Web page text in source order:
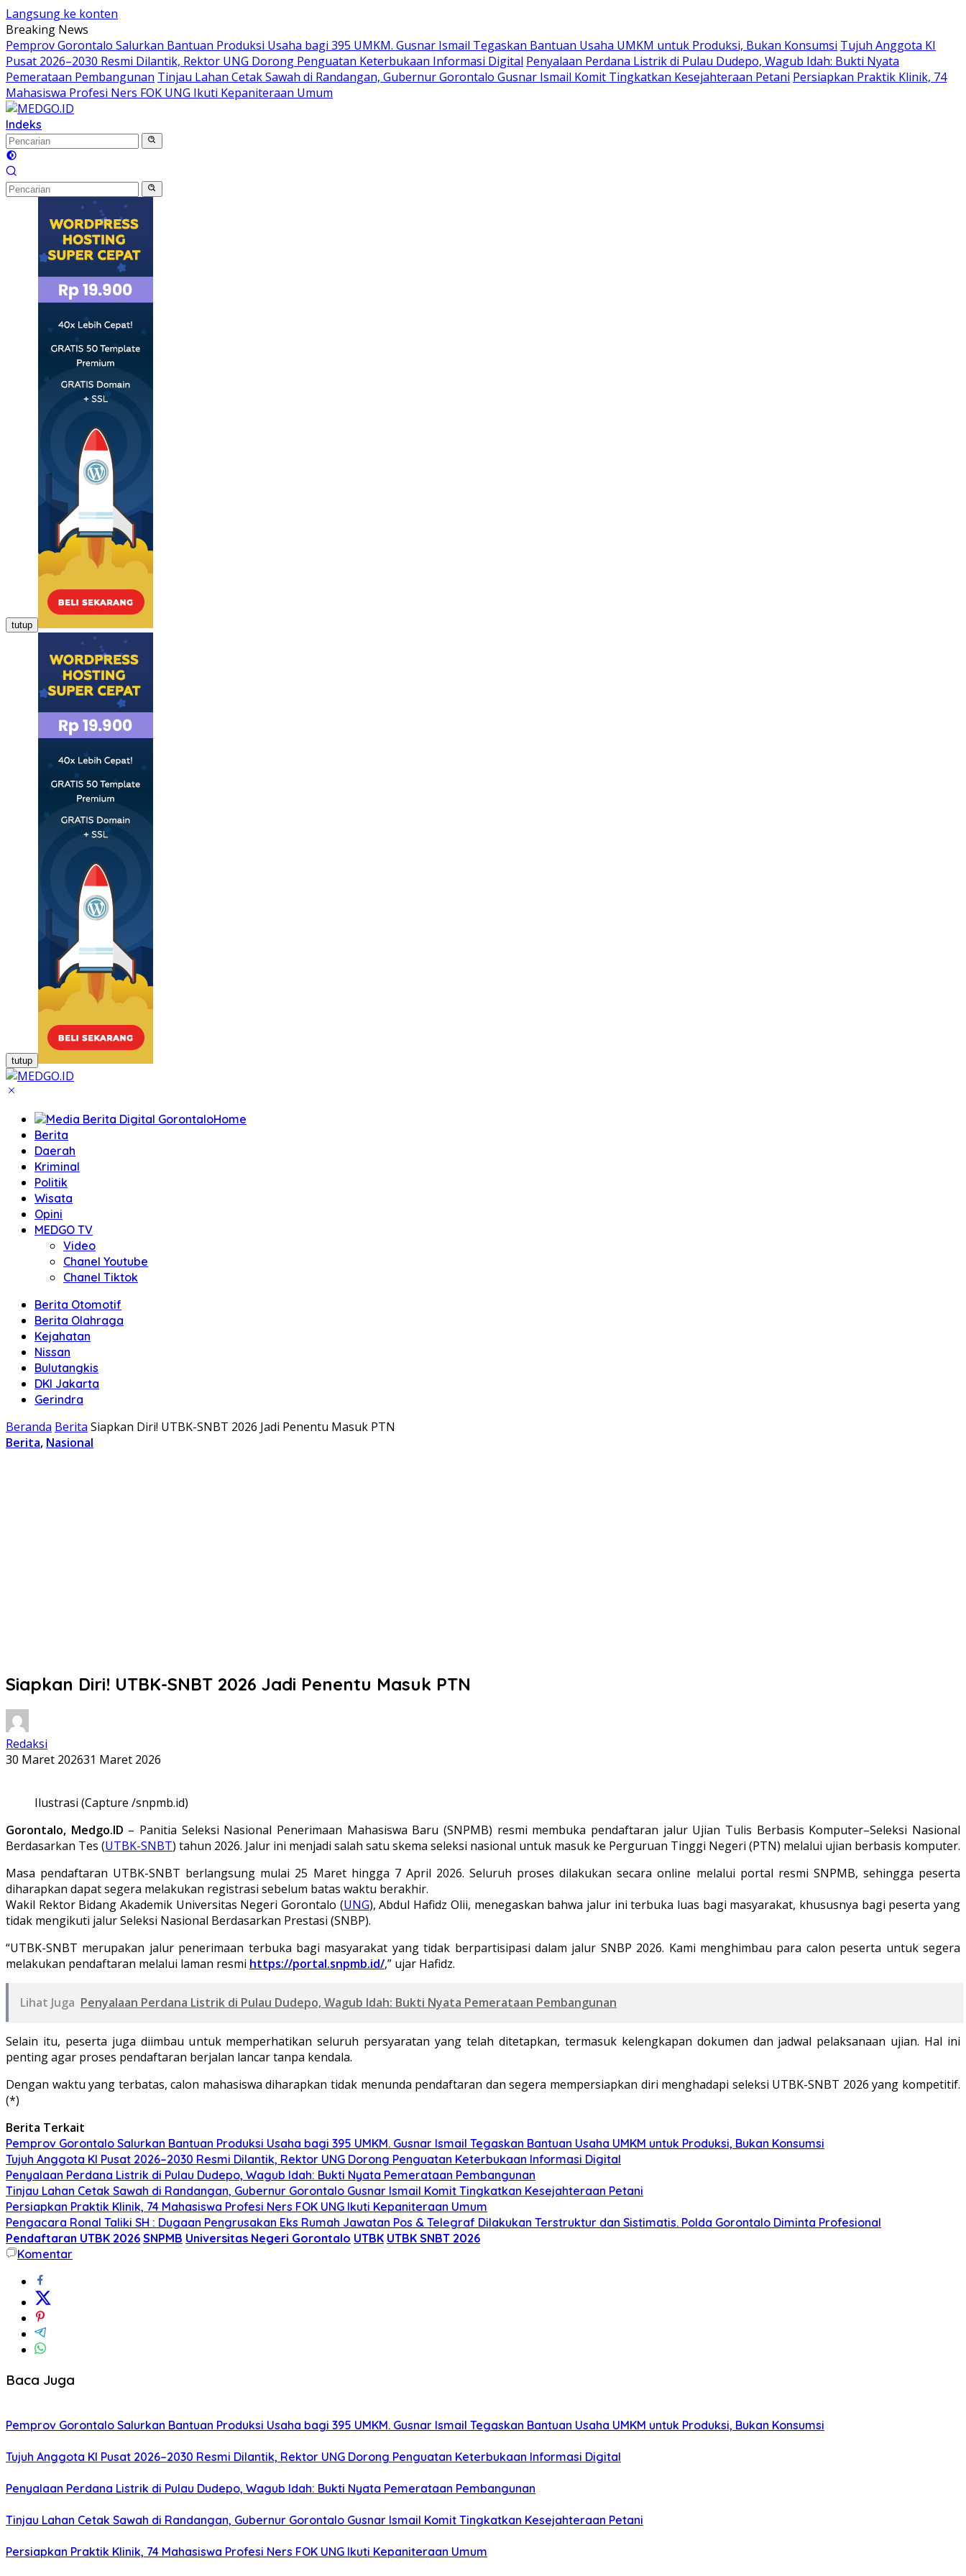
Langsung ke konten
Breaking News
Pemprov Gorontalo Salurkan Bantuan Produksi Usaha bagi 395 UMKM. Gusnar Ismail Tegaskan Bantuan Usaha UMKM untuk Produksi, Bukan Konsumsi Tujuh Anggota KI
Pusat 2026–2030 Resmi Dilantik, Rektor UNG Dorong Penguatan Keterbukaan Informasi Digital Penyalaan Perdana Listrik di Pulau Dudepo, Wagub Idah: Bukti Nyata
Pemerataan Pembangunan Tinjau Lahan Cetak Sawah di Randangan, Gubernur Gorontalo Gusnar Ismail Komit Tingkatkan Kesejahteraan Petani Persiapkan Praktik Klinik, 74
Mahasiswa Profesi Ners FOK UNG Ikuti Kepaniteraan Umum
Indeks
tutup
tutup
Home
Berita
Daerah
Kriminal
Politik
Wisata
Opini
MEDGO TV
Video
Chanel Youtube
Chanel Tiktok
Berita Otomotif
Berita Olahraga
Kejahatan
Nissan
Bulutangkis
DKI Jakarta
Gerindra
Beranda Berita Siapkan Diri! UTBK-SNBT 2026 Jadi Penentu Masuk PTN
Berita, Nasional
Siapkan Diri! UTBK-SNBT 2026 Jadi Penentu Masuk PTN
Redaksi
30 Maret 202631 Maret 2026
Ilustrasi (Capture /snpmb.id)
Gorontalo, Medgo.ID – Panitia Seleksi Nasional Penerimaan Mahasiswa Baru (SNPMB) resmi membuka pendaftaran jalur Ujian Tulis Berbasis Komputer–Seleksi Nasional
Berdasarkan Tes (UTBK-SNBT) tahun 2026. Jalur ini menjadi salah satu skema seleksi nasional untuk masuk ke Perguruan Tinggi Negeri (PTN) melalui ujian berbasis komputer.
Masa pendaftaran UTBK-SNBT berlangsung mulai 25 Maret hingga 7 April 2026. Seluruh proses dilakukan secara online melalui portal resmi SNPMB, sehingga peserta
diharapkan dapat segera melakukan registrasi sebelum batas waktu berakhir.
Wakil Rektor Bidang Akademik Universitas Negeri Gorontalo (UNG), Abdul Hafidz Olii, menegaskan bahwa jalur ini terbuka luas bagi masyarakat, khususnya bagi peserta yang
tidak mengikuti jalur Seleksi Nasional Berdasarkan Prestasi (SNBP).
“UTBK-SNBT merupakan jalur penerimaan terbuka bagi masyarakat yang tidak berpartisipasi dalam jalur SNBP 2026. Kami menghimbau para calon peserta untuk segera
melakukan pendaftaran melalui laman resmi https://portal.snpmb.id/,” ujar Hafidz.
Lihat Juga Penyalaan Perdana Listrik di Pulau Dudepo, Wagub Idah: Bukti Nyata Pemerataan Pembangunan
Selain itu, peserta juga diimbau untuk memperhatikan seluruh persyaratan yang telah ditetapkan, termasuk kelengkapan dokumen dan jadwal pelaksanaan ujian. Hal ini
penting agar proses pendaftaran berjalan lancar tanpa kendala.
Dengan waktu yang terbatas, calon mahasiswa diharapkan tidak menunda pendaftaran dan segera mempersiapkan diri menghadapi seleksi UTBK-SNBT 2026 yang kompetitif.
(*)
Berita Terkait
Pemprov Gorontalo Salurkan Bantuan Produksi Usaha bagi 395 UMKM. Gusnar Ismail Tegaskan Bantuan Usaha UMKM untuk Produksi, Bukan Konsumsi
Tujuh Anggota KI Pusat 2026–2030 Resmi Dilantik, Rektor UNG Dorong Penguatan Keterbukaan Informasi Digital
Penyalaan Perdana Listrik di Pulau Dudepo, Wagub Idah: Bukti Nyata Pemerataan Pembangunan
Tinjau Lahan Cetak Sawah di Randangan, Gubernur Gorontalo Gusnar Ismail Komit Tingkatkan Kesejahteraan Petani
Persiapkan Praktik Klinik, 74 Mahasiswa Profesi Ners FOK UNG Ikuti Kepaniteraan Umum
Pengacara Ronal Taliki SH : Dugaan Pengrusakan Eks Rumah Jawatan Pos & Telegraf Dilakukan Terstruktur dan Sistimatis. Polda Gorontalo Diminta Profesional
Pendaftaran UTBK 2026 SNPMB Universitas Negeri Gorontalo UTBK UTBK SNBT 2026
Komentar
Baca Juga
Pemprov Gorontalo Salurkan Bantuan Produksi Usaha bagi 395 UMKM. Gusnar Ismail Tegaskan Bantuan Usaha UMKM untuk Produksi, Bukan Konsumsi
Tujuh Anggota KI Pusat 2026–2030 Resmi Dilantik, Rektor UNG Dorong Penguatan Keterbukaan Informasi Digital
Penyalaan Perdana Listrik di Pulau Dudepo, Wagub Idah: Bukti Nyata Pemerataan Pembangunan
Tinjau Lahan Cetak Sawah di Randangan, Gubernur Gorontalo Gusnar Ismail Komit Tingkatkan Kesejahteraan Petani
Persiapkan Praktik Klinik, 74 Mahasiswa Profesi Ners FOK UNG Ikuti Kepaniteraan Umum